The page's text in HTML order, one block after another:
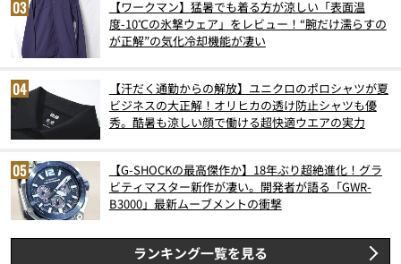
【ワークマン】猛暑でも着る方が涼しい「表面温
度-10℃の氷撃ウェア」をレビュー！“腕だけ濡らすの
が正解”の気化冷却機能が凄い
【汗だく通勤からの解放】ユニクロのポロシャツが夏
ビジネスの大正解！オリヒカの透け防止シャツも優
秀。酷暑も涼しい顔で働ける超快適ウエアの実力
【G-SHOCKの最高傑作か】18年ぶり超絶進化！グラ
ビティマスター新作が凄い。開発者が語る「GWR-
B3000」最新ムーブメントの衝撃
ランキング一覧を見る